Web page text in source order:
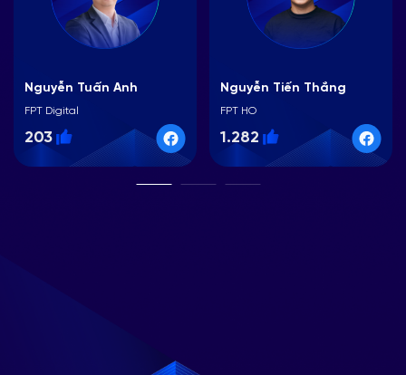
Nguyễn Tuấn Anh
FPT Digital
203
Nguyễn Tiến Thắng
FPT HO
1.282